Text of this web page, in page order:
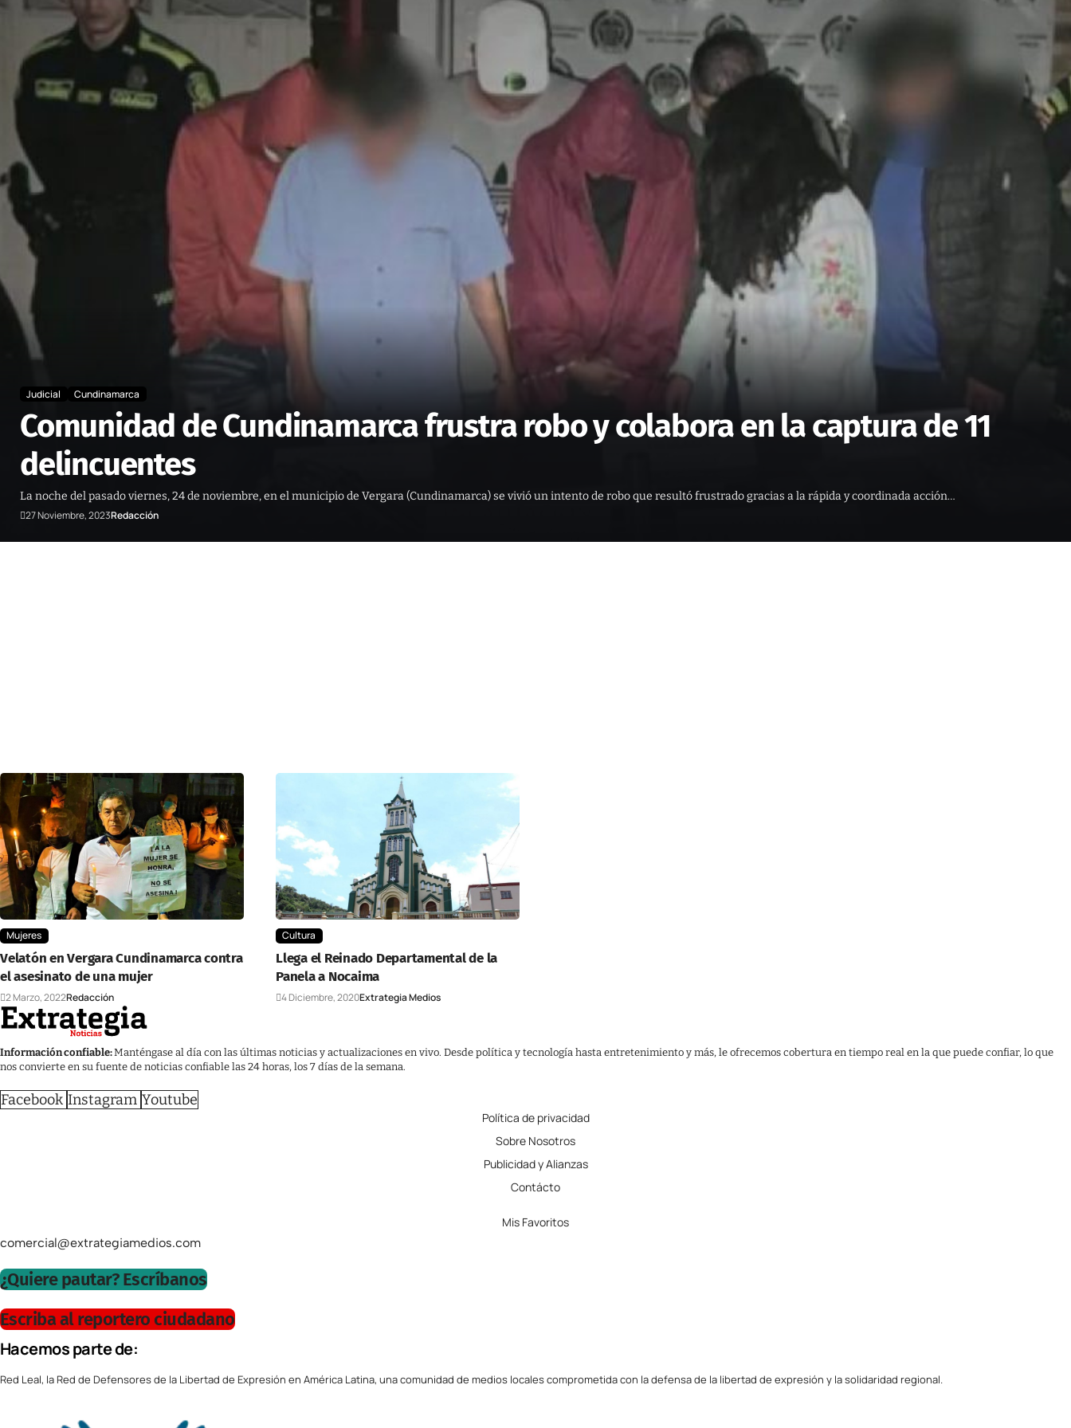
Judicial Cundinamarca
Comunidad de Cundinamarca frustra robo y colabora en la captura de 11
delincuentes
La noche del pasado viernes, 24 de noviembre, en el municipio de Vergara (Cundinamarca) se vivió un intento de robo que resultó frustrado gracias a la rápida y coordinada acción…
27 Noviembre, 2023Redacción
Mujeres
Velatón en Vergara Cundinamarca contra
el asesinato de una mujer
2 Marzo, 2022Redacción
Cultura
Llega el Reinado Departamental de la
Panela a Nocaima
4 Diciembre, 2020Extrategia Medios
Información confiable:Manténgase al día con las últimas noticias y actualizaciones en vivo. Desde política y tecnología hasta entretenimiento y más, le ofrecemos cobertura en tiempo real en la que puede confiar, lo que
nos convierte en su fuente de noticias confiable las 24 horas, los 7 días de la semana.
Facebook Instagram Youtube
Política de privacidad
Sobre Nosotros
Publicidad y Alianzas
Contácto
Mis Favoritos
comercial@extrategiamedios.com
¿Quiere pautar? Escríbanos
Escriba al reportero ciudadano
Hacemos parte de:
Red Leal, la Red de Defensores de la Libertad de Expresión en América Latina, una comunidad de medios locales comprometida con la defensa de la libertad de expresión y la solidaridad regional.